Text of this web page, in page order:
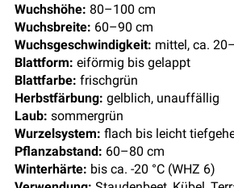
Wuchshöhe: 80–100 cm
Wuchsbreite: 60–90 cm
Wuchsgeschwindigkeit: mittel, ca.
Blattform: eiförmig bis gelappt
Blattfarbe: frischgrün
Herbstfärbung: gelblich, unauffällig
Laub: sommergrün
Wurzelsystem: flach bis leicht
Pflanzabstand: 60–80 cm
Winterhärte: bis ca. -20 °C (WHZ 6)